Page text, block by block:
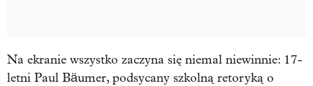
Na ekranie wszystko zaczyna się niemal niewinnie: 17-
letni Paul Bäumer, podsycany szkolną retoryką o